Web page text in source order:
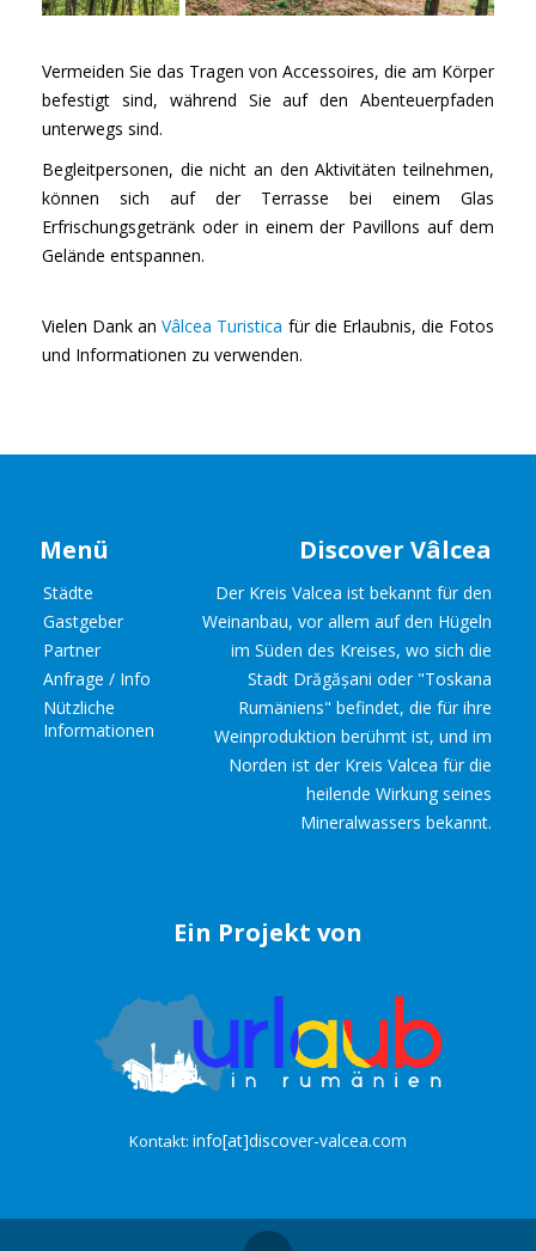
Vermeiden Sie das Tragen von Accessoires, die am Körper
befestigt sind, während Sie auf den Abenteuerpfaden
unterwegs sind.
Begleitpersonen, die nicht an den Aktivitäten teilnehmen,
können sich auf der Terrasse bei einem Glas
Erfrischungsgetränk oder in einem der Pavillons auf dem
Gelände entspannen.
Vielen Dank anVâlcea Turistica für die Erlaubnis, die Fotos
und Informationen zu verwenden.
Menü
Städte
Gastgeber
Partner
Anfrage / Info
Nützliche
Informationen
Discover Vâlcea
Der Kreis Valcea ist bekannt für den
Weinanbau, vor allem auf den Hügeln
im Süden des Kreises, wo sich die
Stadt Drăgășani oder "Toskana
Rumäniens" befindet, die für ihre
Weinproduktion berühmt ist, und im
Norden ist der Kreis Valcea für die
heilende Wirkung seines
Mineralwassers bekannt.
Ein Projekt von
Kontakt: info[at]discover-valcea.com